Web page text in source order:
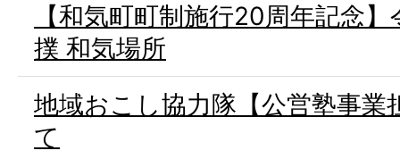
【和気町町制施行20周年記念
撲 和気場所
地域おこし協力隊【公営塾事業
て